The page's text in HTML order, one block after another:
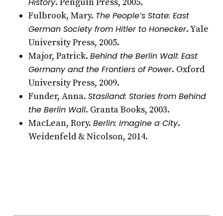
History. Penguin Press, 2005.
Fulbrook, Mary. The People’s State: East
German Society from Hitler to Honecker. Yale
University Press, 2005.
Major, Patrick. Behind the Berlin Wall: East
Germany and the Frontiers of Power. Oxford
University Press, 2009.
Funder, Anna. Stasiland: Stories from Behind
the Berlin Wall. Granta Books, 2003.
MacLean, Rory. Berlin: Imagine a City.
Weidenfeld & Nicolson, 2014.